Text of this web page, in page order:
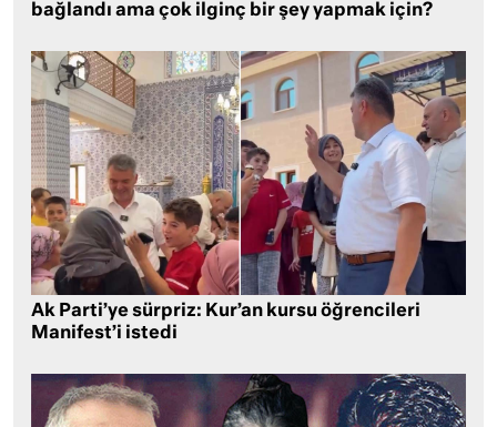
bağlandı ama çok ilginç bir şey yapmak için?
Ak Parti’ye sürpriz: Kur’an kursu öğrencileri
Manifest’i istedi